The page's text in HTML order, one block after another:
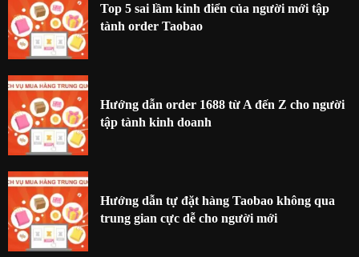
Top 5 sai lầm kinh điển của người mới tập
tành order Taobao
Hướng dẫn order 1688 từ A đến Z cho người
tập tành kinh doanh
Hướng dẫn tự đặt hàng Taobao không qua
trung gian cực dễ cho người mới